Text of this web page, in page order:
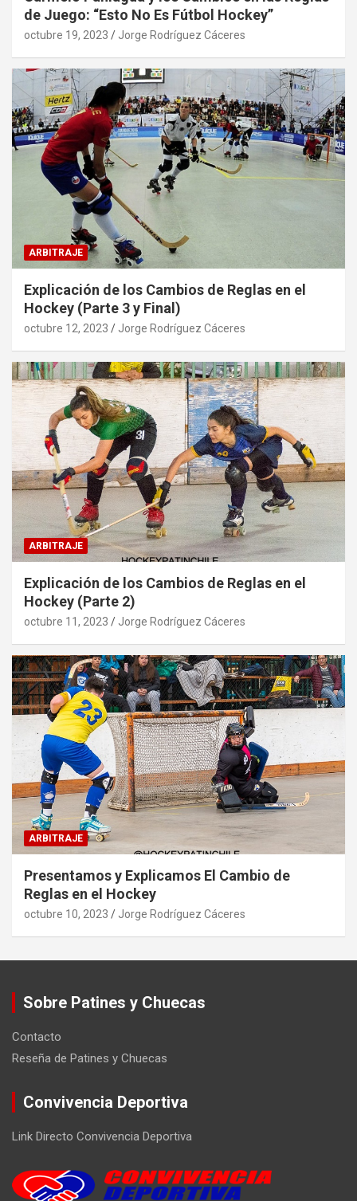
de Juego: “Esto No Es Fútbol Hockey”
octubre 19, 2023 Jorge Rodríguez Cáceres
ARBITRAJE
Explicación de los Cambios de Reglas en el
Hockey (Parte 3 y Final)
octubre 12, 2023 Jorge Rodríguez Cáceres
ARBITRAJE
Explicación de los Cambios de Reglas en el
Hockey (Parte 2)
octubre 11, 2023 Jorge Rodríguez Cáceres
ARBITRAJE
Presentamos y Explicamos El Cambio de
Reglas en el Hockey
octubre 10, 2023 Jorge Rodríguez Cáceres
Sobre Patines y Chuecas
Contacto
Reseña de Patines y Chuecas
Convivencia Deportiva
Link Directo Convivencia Deportiva